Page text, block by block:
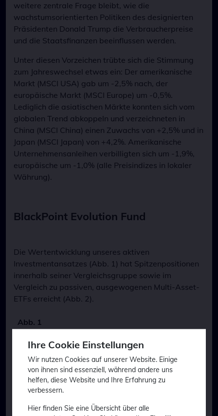
weitere zentrale Frage bleibt, wie die
wachstumsorientierten Politiken des designierten
Präsidenten Donald Trump die Verbraucherpreise
und die Staatsfinanzen beeinflussen werden.
Unter diesen Vorzeichen trübte sich die Stimmung
zum Jahreswechsel etwas ein: Der amerikanische
Markt (MSCI USA) gab um -2,5% nach, der
europäische Markt (MSCI Europe) um -0,5%.
Lediglich die asiatischen Märkte konnten sich vom
globalen Trend abkoppeln und verzeichneten in
China (MSCI China) einen Zuwachs von +2,5% und in
Japan (MSCI Japan) von +4,2%. Amerikanische
Unternehmensanleihen verbilligten sich um -1,9%,
europäische um -1,0% (alle Preisindizes in lokaler
Währung).
BlackPoint Evolution Fund
Die Wertentwicklung unseres aktiven
Investmentansatzes (Abb. 1) hat Spitzenpositionen
innerhalb seiner Vergleichsgruppe sowie im
Vergleich zu passiven, ausgewogenen Multi-Asset-
ETFs erreicht (Abb. 2).
Abb. 1
1 Monat
Lfd. Jahr +12,6%
1 Jahr
2 Jahre +25,8%
Ihre Cookie Einstellungen
Wir nutzen Cookies auf unserer Website. Einige
von ihnen sind essenziell, während andere uns
helfen, diese Website und Ihre Erfahrung zu
verbessern.
Hier finden Sie eine Übersicht über alle